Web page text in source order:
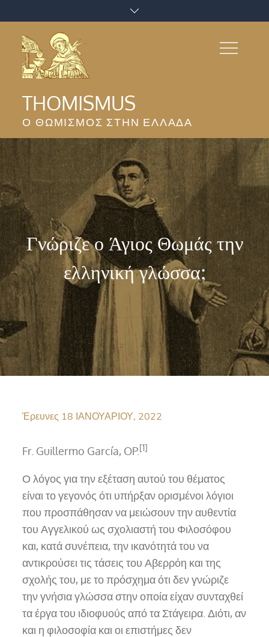
to
content
THOMISMUS
Ο ΘΩΜΙΣΜΌΣ ΣΤΗΝ ΕΛΛΆΔΑ
Γνώριζε ο Άγιος Θωμάς την
ελληνική γλώσσα;
Έρευνες 18 ΙΑΝΟΥΑΡΊΟΥ, 2022
Fr. Guillermo García, OP.[1]
Ο λόγος για την εξέταση αυτού του θέματος
είναι το γεγονός ότι υπήρξαν ορισμένοι λόγιοι
που προσπάθησαν να μειώσουν την αυθεντία
του Αγγελικού ως σχολιαστή του Φιλοσόφου
και, κατά συνέπεια, την ικανότητά του να
αντικρούσει τις τάσεις του Αβερρόη και της
σχολής του, με το πρόσχημα ότι δεν γνώριζε
την γνήσια γλώσσα στην οποία είχαν συνταχθεί
τα έργα του ιδιοφυούς από τα Στάγειρα. Διότι, αν
και η φιλοσοφία και οι επιστήμες δεν